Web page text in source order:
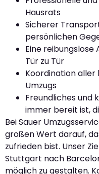
Hausrats
Sicherer
persönlichen
Eine reibungslose
Tür zu Tür
Koordination aller
Umzugs
Freundliches und
immer bereit ist,
Bei Sauer
großen Wert darauf,
zufrieden bist. Unser
Stuttgart nach
möglich zu gestalten.